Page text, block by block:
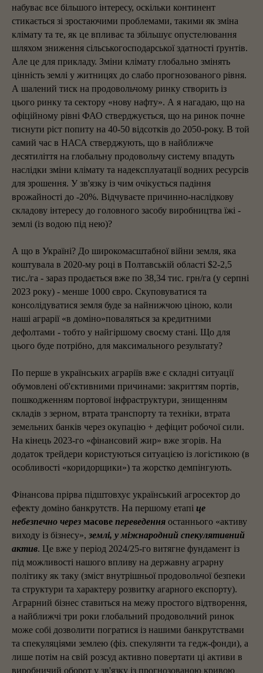
набуває все більшого інтересу, оскільки континент
стикається зі зростаючими проблемами, такими як зміна
клімату та те, як це впливає та збільшує опустелювання
шляхом зниження сільськогосподарської здатності ґрунтів.
Але це для прикладу. Зміни клімату глобально змінять
цінність землі у житницях до слабо прогнозованого рівня.
А шалений тиск на продовольчому ринку створить із
цього ринку та сектору «нову нафту». А я нагадаю, що на
офіційному рівні ФАО стверджується, що на ринок почне
тиснути ріст попиту на 40-50 відсотків до 2050-року. В той
самий час в НАСА стверджують, що в найближче
десятиліття на глобальну продовольчу систему впадуть
наслідки зміни клімату та надексплуатації водних ресурсів
для зрошення. У зв'язку із чим очікується падіння
врожайності до -20%. Відчуваєте причинно-наслідкову
складову інтересу до головного засобу виробництва їжі -
землі (із водою під нею)?
А що в Україні? До широкомасштабної війни земля, яка
коштувала в 2020-му році в Полтавській області $2-2,5
тис./га - зараз продається вже по 38,34 тис. грн/га (у серпні
2023 року) - менше 1000 євро. Скуповуватися та
консолідуватися земля буде за найнижчою ціною, коли
наші аграрії «в доміно»поваляться за кредитними
дефолтами - тобто у найгіршому своєму стані. Що для
цього буде потрібно, для максимального результату?
По перше в українських аграріїв вже є складні ситуації
обумовлені об'єктивними причинами: закриттям портів,
пошкодженням портової інфраструктури, знищенням
складів з зерном, втрата транспорту та техніки, втрата
земельних банків через окупацію + дефіцит робочої сили.
На кінець 2023-го «фінансовий жир» вже згорів. На
додаток трейдери користуються ситуацією із логістикою (в
особливості «коридорщики») та жорстко демпінгують.
Фінансова прірва підштовхує український агросектор до
ефекту доміно банкрутств. На першому етапі це
небезпечно через масове переведення останнього «активу
виходу із бізнесу», землі, у міжнародний спекулятивний
актив. Це вже у період 2024/25-го витягне фундамент із
під можливості нашого впливу на державну аграрну
політику як таку (зміст внутрішньої продовольчої безпеки
та структури та характеру розвитку агарного експорту).
Аграрний бізнес ставиться на межу простого відтворення,
а найближчі три роки глобальний продовольчий ринок
може собі дозволити погратися із нашими банкрутствами
та спекуляціями землею (фіз. спекулянти та гедж-фонди), а
лише потім на свій розсуд активно повертати ці активи в
виробничий оборот у зв'язку із прогнозованою кривою